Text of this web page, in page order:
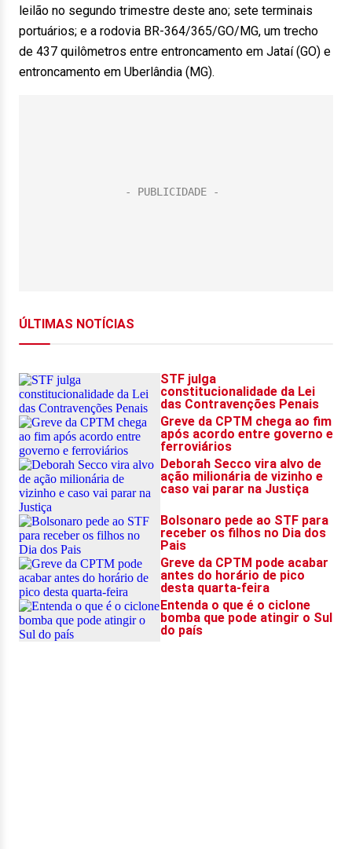
leilão no segundo trimestre deste ano; sete terminais
portuários; e a rodovia BR-364/365/GO/MG, um trecho
de 437 quilômetros entre entroncamento em Jataí (GO) e
entroncamento em Uberlândia (MG).